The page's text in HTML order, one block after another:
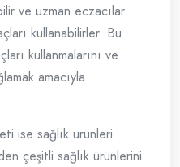
ve uzman eczacılar
kullanabilirler. Bu
kullanmalarını ve
amacıyla
ise sağlık ürünleri
çeşitli sağlık ürünlerini